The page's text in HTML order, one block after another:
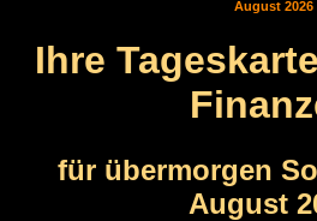
August 2026
Ihre
für übermorgen
August